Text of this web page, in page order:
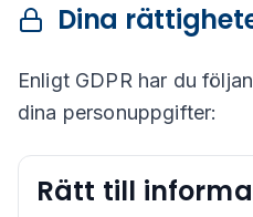
Dina
Enligt GDPR har du
dina personuppgifter:
Rätt till